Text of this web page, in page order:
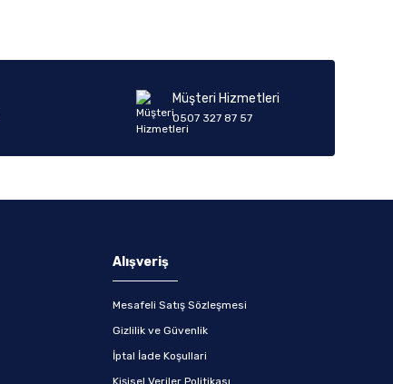
Müşteri Hizmetleri
0507 327 87 57
Alışveriş
Mesafeli Satış Sözleşmesi
Gizlilik ve Güvenlik
İptal İade Koşullari
Kişisel Veriler Politikası